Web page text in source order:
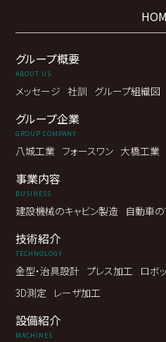
グループ概要
ABOUT US
メッセージ 社訓 グループ組織図
グループ企業
GROUP COMPANY
八城工業 フォースワン 大橋工業
事業内容
BUSINESS
建設機械のキャビン製造 自動車の
技術紹介
TECHNOLOGY
金型・治具設計 プレス加工 ロボ
3D測定
レーザ加工
設備紹介
MACHINES